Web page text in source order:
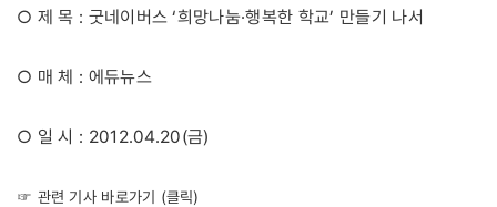
○ 제 목 : 굿네이버스 ‘희망나눔·행복한 학교’ 만들기 나서
○ 매 체 : 에듀뉴스
○ 일 시 : 2012.04.20(금)
☞ 관련 기사 바로가기 (클릭)